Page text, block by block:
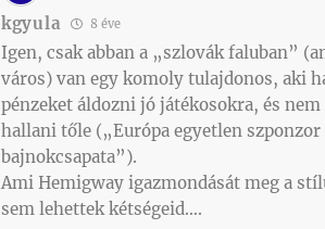
kgyula 8 éve
Igen, csak abban a „szlovák faluban”
város) van egy komoly tulajdonos, aki
pénzeket áldozni jó játékosokra, és
hallani tőle („Európa egyetlen
bajnokcsapata”).
Ami Hemigway igazmondását meg a
sem lehettek kétségeid….